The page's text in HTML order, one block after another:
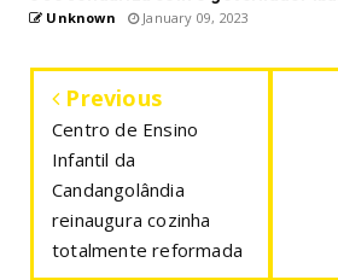
Unknown January 09, 2023
Previous
Centro de Ensino
Infantil da
Candangolândia
reinaugura cozinha
totalmente reformada